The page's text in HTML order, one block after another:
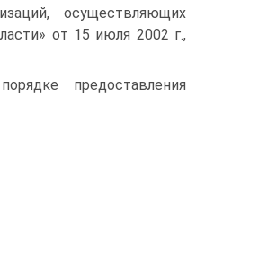
осуществляющих
от 15 июля 2002 г.,
предоставления